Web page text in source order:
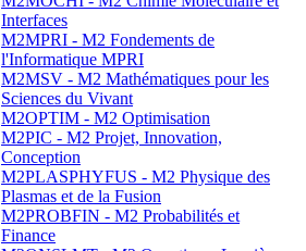
Interfaces
M2MPRI - M2 Fondements de
l'Informatique MPRI
M2MSV - M2 Mathématiques pour les
Sciences du Vivant
M2OPTIM - M2 Optimisation
M2PIC - M2 Projet, Innovation,
Conception
M2PLASPHYFUS - M2 Physique des
Plasmas et de la Fusion
M2PROBFIN - M2 Probabilités et
Finance